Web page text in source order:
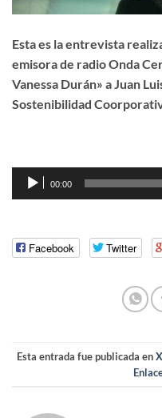
Esta es la entrevista
emisora de radio Onda
Vanessa Durán» a Juan
Sostenibilidad
Reproductor
de
00:00
Facebook Twitter
Esta entrada fue publicada en